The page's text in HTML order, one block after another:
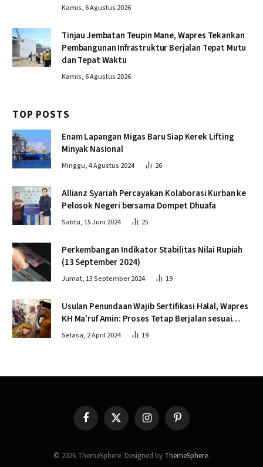
Kamis, 6 Agustus 2026
Tinjau Jembatan Teupin Mane, Wapres Tekankan
Pembangunan Infrastruktur Berjalan Tepat Mutu
dan Tepat Waktu
Kamis, 6 Agustus 2026
TOP POSTS
Enam Lapangan Migas Baru Siap Kerek Lifting
Minyak Nasional
Minggu, 4 Agustus 2024 26
Allianz Syariah Percayakan Kolaborasi Kurban ke
Pelosok Negeri bersama Dompet Dhuafa
Sabtu, 15 Juni 2024 25
Perkembangan Indikator Stabilitas Nilai Rupiah
(13 September 2024)
Jumat, 13 September 2024 19
Usulan Penundaan Wajib Sertifikasi Halal, Wapres
KH Ma’ruf Amin: Proses Tetap Berjalan sesuai
Penahapan
Selasa, 2 April 2024 19
FacebookX
(Twitter)
InstagramPinterest
© 2026 ThemeSphere. Designed by ThemeSphere.